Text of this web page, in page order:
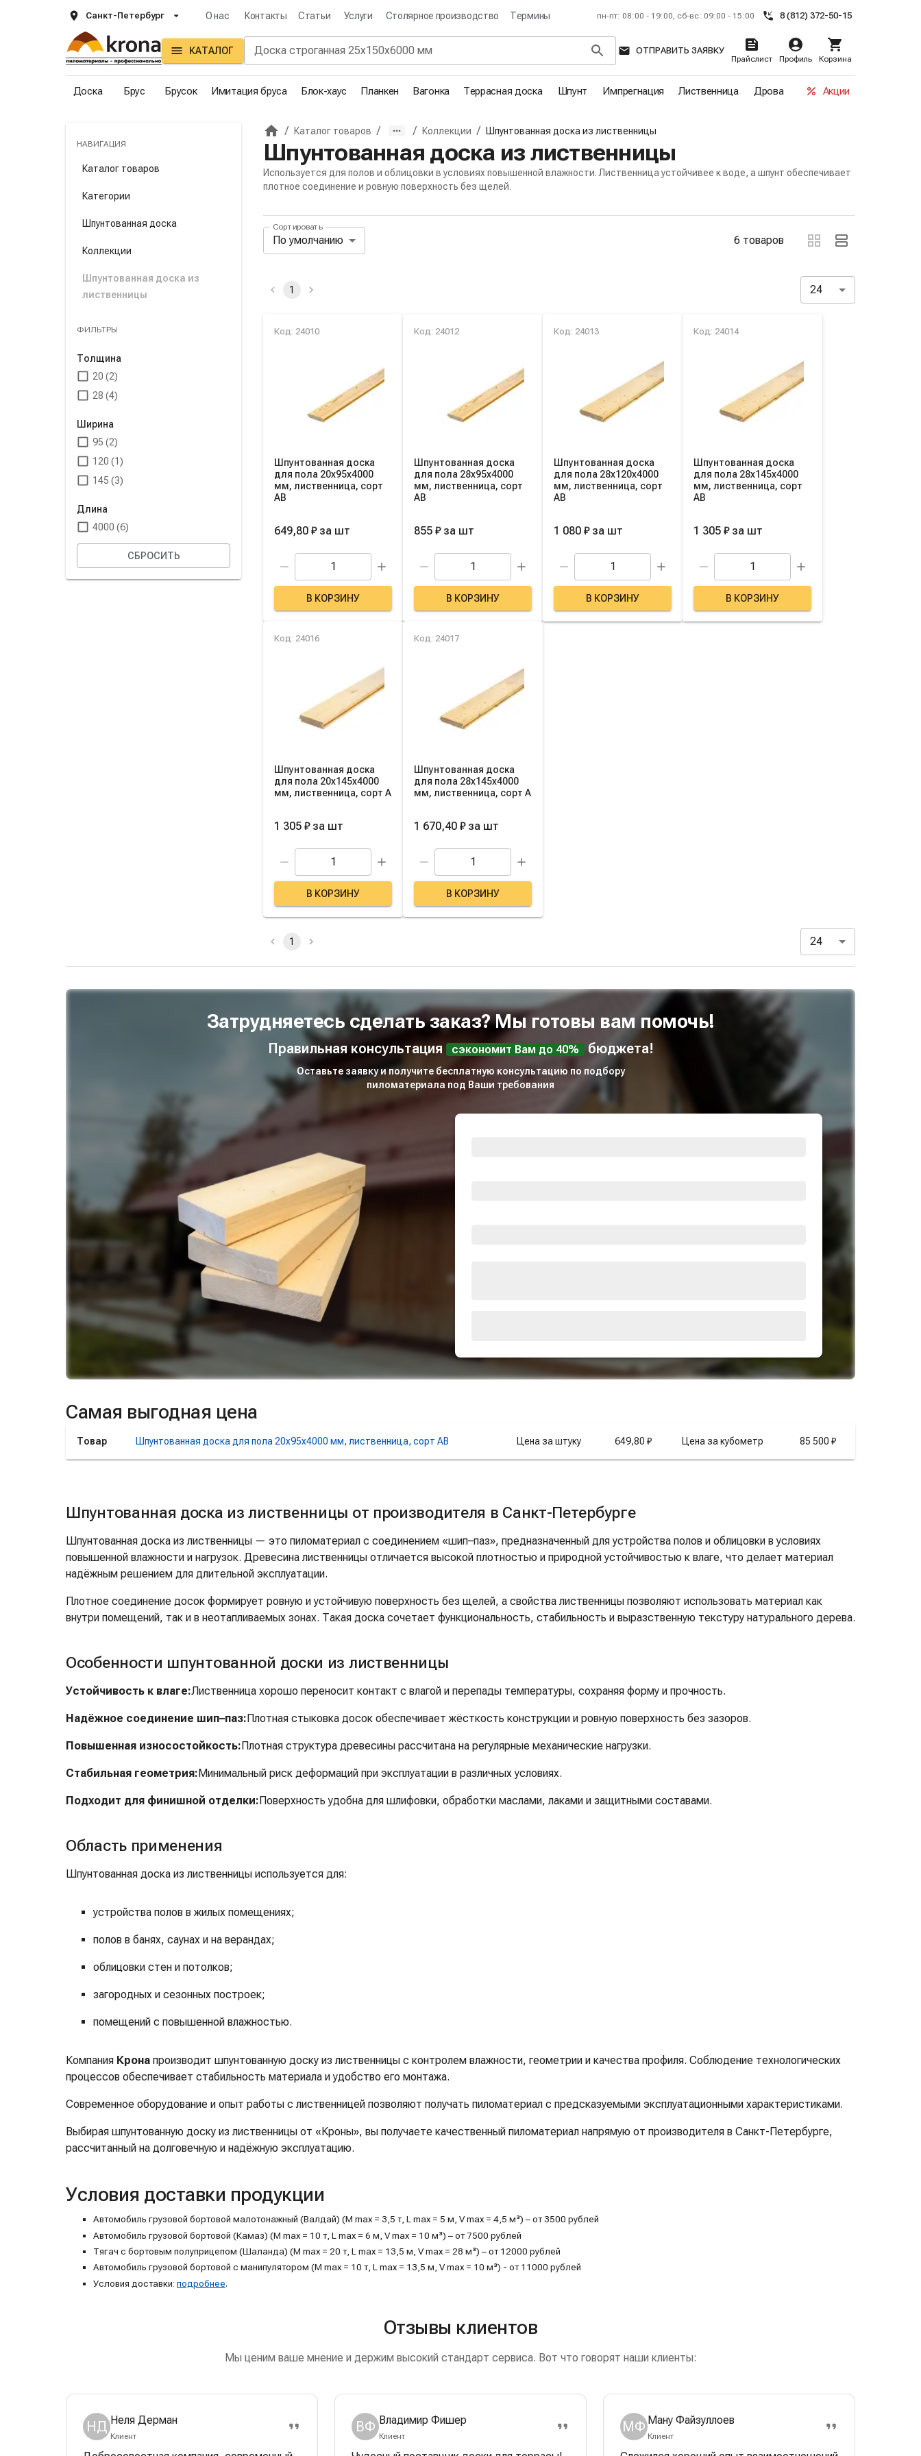
Санкт-Петербург О нас Контакты Статьи Услуги Столярное производство Термины пн-пт: 08:00 - 19:00, сб-вс: 09:00 - 15:00 8 (812) 372-50-15
КАТАЛОГ ОТПРАВИТЬ ЗАЯВКУ
Прайслист Профиль Корзина
Доска Брус Брусок Имитация бруса Блок-хаус Планкен Вагонка Террасная доска Шпунт Импрегнация Лиственница Дрова Акции
НАВИГАЦИЯ
Каталог товаров
Категории
Шпунтованная доска
Коллекции
Шпунтованная доска из
лиственницы
ФИЛЬТРЫ
Толщина
20 (2)
28 (4)
Ширина
95 (2)
120 (1)
145 (3)
Длина
4000 (6)
СБРОСИТЬ
Главная
/ Каталог товаров / / Коллекции / Шпунтованная доска из лиственницы
Шпунтованная доска из лиственницы
Используется для полов и облицовки в условиях повышенной влажности. Лиственница устойчивее к воде, а шпунт обеспечивает
плотное соединение и ровную поверхность без щелей.
Панель сортировки и отображения товаров
Сортировать
По умолчанию 6 товаров
1 24
Список товаров категории
Код: 24010
Шпунтованная доска
для пола 20х95х4000
мм, лиственница, сорт
AB
649,80 ₽ за шт
В КОРЗИНУ
Код: 24012
Шпунтованная доска
для пола 28х95х4000
мм, лиственница, сорт
AB
855 ₽ за шт
В КОРЗИНУ
Код: 24013
Шпунтованная доска
для пола 28х120х4000
мм, лиственница, сорт
AB
1 080 ₽ за шт
В КОРЗИНУ
Код: 24014
Шпунтованная доска
для пола 28х145х4000
мм, лиственница, сорт
AB
1 305 ₽ за шт
В КОРЗИНУ
Код: 24016
Шпунтованная доска
для пола 20х145х4000
мм, лиственница, сорт A
1 305 ₽ за шт
В КОРЗИНУ
Код: 24017
Шпунтованная доска
для пола 28х145х4000
мм, лиственница, сорт A
1 670,40 ₽ за шт
В КОРЗИНУ
1 24
Затрудняетесь сделать заказ? Мы готовы вам помочь!
Правильная консультация сэкономит Вам до 40% бюджета!
Оставьте заявку и получите бесплатную консультацию по подбору
пиломатериала под Ваши требования
Самая выгодная цена
Товар Шпунтованная доска для пола 20х95х4000 мм, лиственница, сорт AB Цена за штуку 649,80 ₽ Цена за кубометр 85 500 ₽
Шпунтованная доска из лиственницы от производителя в Санкт-Петербурге
Шпунтованная доска из лиственницы — это пиломатериал с соединением «шип–паз», предназначенный для устройства полов и облицовки в условиях
повышенной влажности и нагрузок. Древесина лиственницы отличается высокой плотностью и природной устойчивостью к влаге, что делает материал
надёжным решением для длительной эксплуатации.
Плотное соединение досок формирует ровную и устойчивую поверхность без щелей, а свойства лиственницы позволяют использовать материал как
внутри помещений, так и в неотапливаемых зонах. Такая доска сочетает функциональность, стабильность и выразственную текстуру натурального дерева.
Особенности шпунтованной доски из лиственницы
Устойчивость к влаге:Лиственница хорошо переносит контакт с влагой и перепады температуры, сохраняя форму и прочность.
Надёжное соединение шип–паз:Плотная стыковка досок обеспечивает жёсткость конструкции и ровную поверхность без зазоров.
Повышенная износостойкость:Плотная структура древесины рассчитана на регулярные механические нагрузки.
Стабильная геометрия:Минимальный риск деформаций при эксплуатации в различных условиях.
Подходит для финишной отделки:Поверхность удобна для шлифовки, обработки маслами, лаками и защитными составами.
Область применения
Шпунтованная доска из лиственницы используется для:
устройства полов в жилых помещениях;
полов в банях, саунах и на верандах;
облицовки стен и потолков;
загородных и сезонных построек;
помещений с повышенной влажностью.
Компания Крона производит шпунтованную доску из лиственницы с контролем влажности, геометрии и качества профиля. Соблюдение технологических
процессов обеспечивает стабильность материала и удобство его монтажа.
Современное оборудование и опыт работы с лиственницей позволяют получать пиломатериал с предсказуемыми эксплуатационными характеристиками.
Выбирая шпунтованную доску из лиственницы от «Кроны», вы получаете качественный пиломатериал напрямую от производителя в Санкт-Петербурге,
рассчитанный на долговечную и надёжную эксплуатацию.
Условия доставки продукции
Автомобиль грузовой бортовой малотонажный (Валдай) (M max = 3,5 т, L max = 5 м, V max = 4,5 м³) – от 3500 рублей
Автомобиль грузовой бортовой (Камаз) (M max = 10 т, L max = 6 м, V max = 10 м³) – от 7500 рублей
Тягач с бортовым полуприцепом (Шаланда) (M max = 20 т, L max = 13,5 м, V max = 28 м³) – от 12000 рублей
Автомобиль грузовой бортовой с манипулятором (M max = 10 т, L max = 13,5 м, V max = 10 м³) - от 11000 рублей
Условия доставки: подробнее.
Отзывы клиентов
Мы ценим ваше мнение и держим высокий стандарт сервиса. Вот что говорят наши клиенты:
НД Неля Дерман
Клиент
ВФ Владимир Фишер
Клиент
МФ Ману Файзуллоев
Клиент